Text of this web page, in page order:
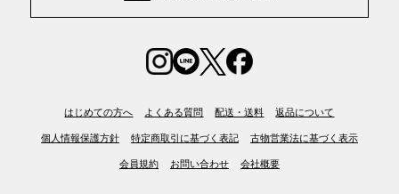
はじめての方へ よくある質問 配送・送料 返品について
個人情報保護方針 特定商取引に基づく表記 古物営業法に基づく表示
会員規約 お問い合わせ 会社概要